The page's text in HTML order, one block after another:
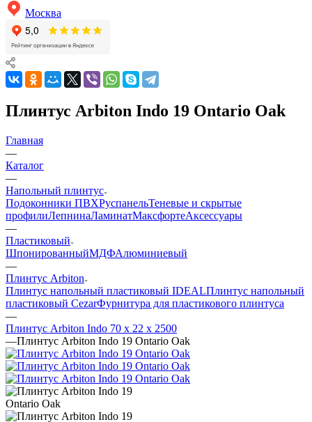
Москва
Плинтус Arbiton Indo 19 Ontario Oak
Главная
—
Каталог
—
Напольный плинтус
Подоконники ПВХРуспанельТеневые и скрытые
профилиЛепнинаЛаминатМаксфортеАксессуары
—
Пластиковый
ШпонированныйМДФАлюминиевый
—
Плинтус Arbiton
Плинтус напольный пластиковый IDEALПлинтус напольный
пластиковый CezarФурнитура для пластикового плинтуса
—
Плинтус Arbiton Indo 70 х 22 х 2500
—Плинтус Arbiton Indo 19 Ontario Oak